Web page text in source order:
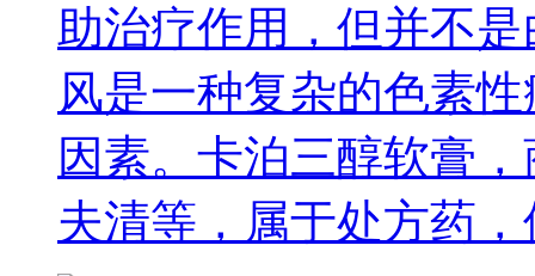
助治疗作用，但并不
风是一种复杂的色素
因素。卡泊三醇软膏
夫清等，属于处方药，